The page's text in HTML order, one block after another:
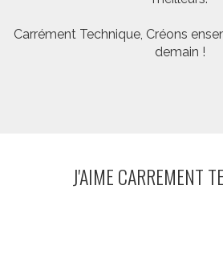
Carrément Technique, Créons
demain !
J'AIME CARREMENT